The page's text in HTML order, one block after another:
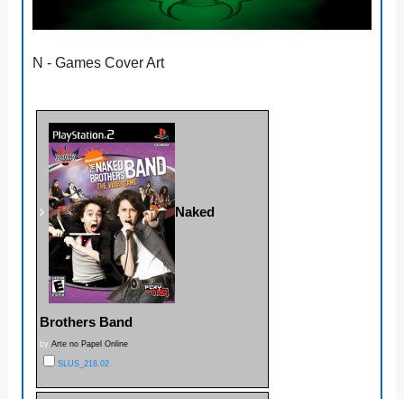
N - Games Cover Art
Naked
Brothers Band
by Arte no Papel Online
SLUS_218.02